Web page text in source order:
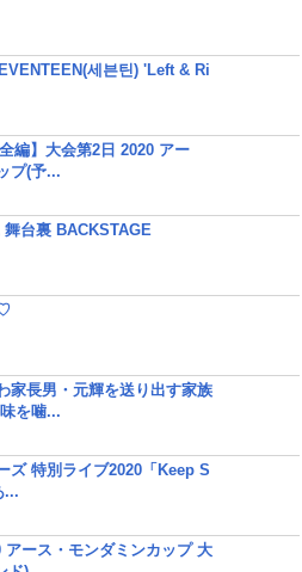
세븐틴) 'Left & Ri
編】大会第2日 2020 アー
プ(予...
台裏 BACKSTAGE
家長男・元輝を送り出す家族
を噛...
ズ 特別ライブ2020「Keep S
...
アース・モンダミンカップ 大